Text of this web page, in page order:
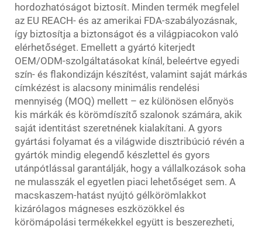
hordozhatóságot biztosít. Minden termék megfelel
az EU REACH- és az amerikai FDA-szabályozásnak,
így biztosítja a biztonságot és a világpiacokon való
elérhetőséget. Emellett a gyártó kiterjedt
OEM/ODM-szolgáltatásokat kínál, beleértve egyedi
szín- és flakondizájn készítést, valamint saját márkás
címkézést is alacsony minimális rendelési
mennyiség (MOQ) mellett – ez különösen előnyös
kis márkák és körömdíszítő szalonok számára, akik
saját identitást szeretnének kialakítani. A gyors
gyártási folyamat és a világwide disztribúció révén a
gyártók mindig elegendő készlettel és gyors
utánpótlással garantálják, hogy a vállalkozások soha
ne mulasszák el egyetlen piaci lehetőséget sem. A
macskaszem-hatást nyújtó gélkörömlakkot
kizárólagos mágneses eszközökkel és
körömápolási termékekkel együtt is beszerezheti,